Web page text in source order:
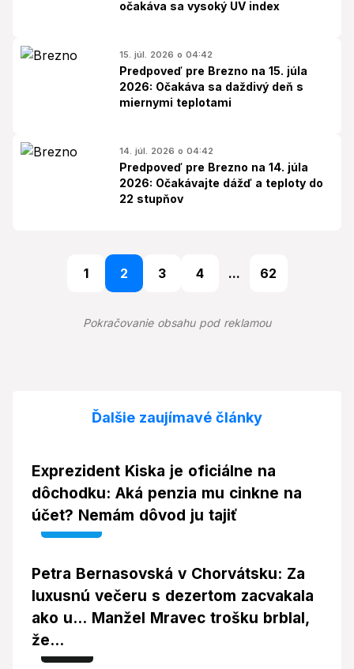
očakáva sa vysoký UV index
15. júl. 2026 o 04:42
Predpoveď pre Brezno na 15. júla
2026: Očakáva sa daždivý deň s
miernymi teplotami
14. júl. 2026 o 04:42
Predpoveď pre Brezno na 14. júla
2026: Očakávajte dážď a teploty do
22 stupňov
1 2 3 4 ... 62
Pokračovanie obsahu pod reklamou
Ďalšie zaujímavé články
Exprezident Kiska je oficiálne na
dôchodku: Aká penzia mu cinkne na
účet? Nemám dôvod ju tajiť
Video
Petra Bernasovská v Chorvátsku: Za
luxusnú večeru s dezertom zacvakala
ako u... Manžel Mravec trošku brblal,
že...
Foto